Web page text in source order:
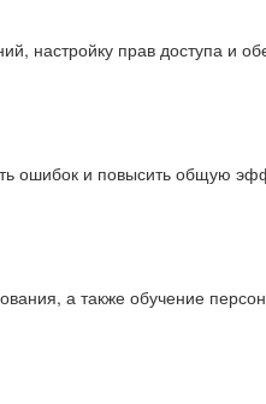
настройку прав доступа и
ошибок и повысить общую
а также обучение